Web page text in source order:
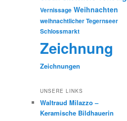
Vernissage Weihnachten
weihnachtlicher Tegernseer
Schlossmarkt
Zeichnung
Zeichnungen
UNSERE LINKS
Waltraud Milazzo –
Keramische Bildhauerin